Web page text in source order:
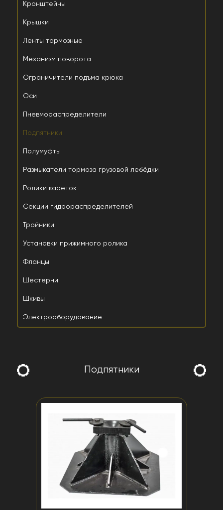
Кронштейны
Крышки
Ленты тормозные
Механизм поворота
Ограничители подъма крюка
Оси
Пневмораспределители
Подпятники
Полумуфты
Размыкатели тормоза грузовой лебёдки
Ролики кареток
Секции гидрораспределителей
Тройники
Установки прижимного ролика
Фланцы
Шестерни
Шкивы
Электрооборудование
Подпятники